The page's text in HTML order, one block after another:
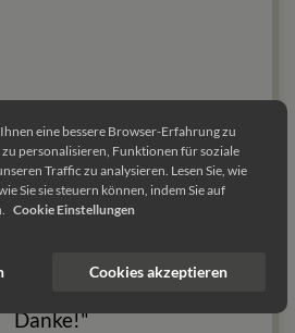
niemals gedacht!“
war und ist eine
ich
beruflich & privat
Danke!"
eine bessere Browser-Erfahrung zu
personalisieren, Funktionen für soziale
Traffic zu analysieren. Lesen Sie, wie
Sie sie steuern können, indem Sie auf
Cookie Einstellungen
Cookies akzeptieren